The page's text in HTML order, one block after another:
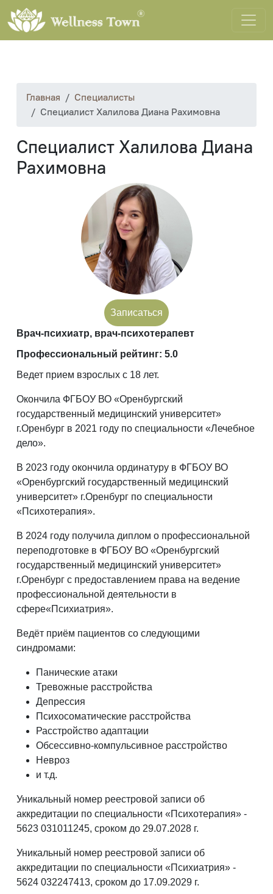
Главная
Специалисты
Специалист Халилова Диана Рахимовна
Специалист Халилова Диана
Рахимовна
Записаться
Врач-психиатр, врач-психотерапевт
Профессиональный рейтинг: 5.0
Ведет прием взрослых с 18 лет.
Окончила ФГБОУ ВО «Оренбургский
государственный медицинский университет»
г.Оренбург в 2021 году по специальности «Лечебное
дело».
В 2023 году окончила ординатуру в ФГБОУ ВО
«Оренбургский государственный медицинский
университет» г.Оренбург по специальности
«Психотерапия».
В 2024 году получила диплом о профессиональной
переподготовке в ФГБОУ ВО «Оренбургский
государственный медицинский университет»
г.Оренбург с предоставлением права на ведение
профессиональной деятельности в
сфере«Психиатрия».
Ведёт приём пациентов со следующими
синдромами:
Панические атаки
Тревожные расстройства
Депрессия
Психосоматические расстройства
Расстройство адаптации
Обсессивно-компульсивное расстройство
Невроз
и т.д.
Уникальный номер реестровой записи об
аккредитации по специальности «Психотерапия» -
5623 031011245, сроком до 29.07.2028 г.
Уникальный номер реестровой записи об
аккредитации по специальности «Психиатрия» -
5624 032247413, сроком до 17.09.2029 г.